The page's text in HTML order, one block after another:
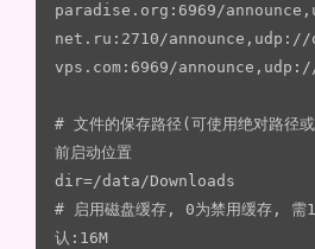
paradise.org:6969/
net.ru:2710/
vps.com:6969/
# 文件的保存路径(可使用绝对路
前启动位置
dir=/data/Downloads
# 启用磁盘缓存, 0为禁用缓存, 需
认:16M